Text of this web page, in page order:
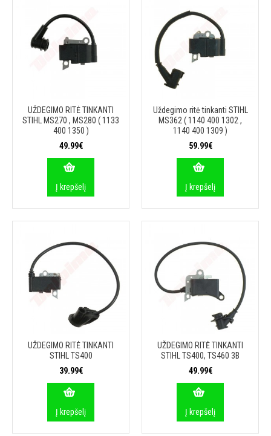
UŽDEGIMO RITĖ TINKANTI
STIHL MS270 , MS280 ( 1133
400 1350 )
49.99€
Į krepšelį
Uždegimo ritė tinkanti STIHL
MS362 ( 1140 400 1302 ,
1140 400 1309 )
59.99€
Į krepšelį
UŽDEGIMO RITĖ TINKANTI
STIHL TS400
39.99€
Į krepšelį
UŽDEGIMO RITĖ TINKANTI
STIHL TS400, TS460 3B
49.99€
Į krepšelį